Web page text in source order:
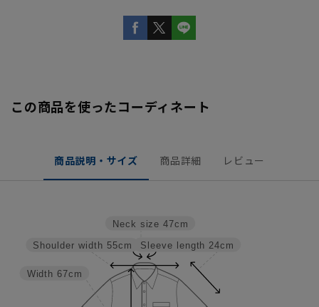
この商品を使ったコーディネート
商品説明・サイズ 商品詳細 レビュー
Sleeve length 24cm
Neck size 47cm
Width 67cm
Shoulder width 55cm